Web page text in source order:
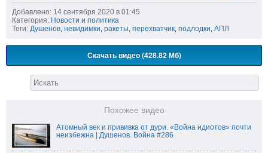
Добавлено: 14 сентября 2020 в 01:45
Категория: Новости и политика
Теги: Душенов, невидимки, ракеты, перехватчик, подлодки, АПЛ
Скачать видео (428.82 Мб)
Похожее видео
Атомный век и прививка от дури. «Война идиотов» почти
неизбежна | Душенов. Война #286